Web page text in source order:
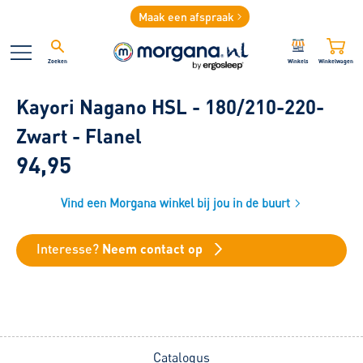
Maak een afspraak
Zoeken Winkels Winkelwagen
Kayori Nagano HSL - 180/210-220-
Zwart - Flanel
94,95
Vind een Morgana winkel bij jou in de buurt
Interesse? Neem contact op
Catalogus